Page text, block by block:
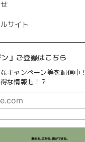
サイト
ン」ご登録はこちら
キャンペーン等を配信中！
な情報も！？